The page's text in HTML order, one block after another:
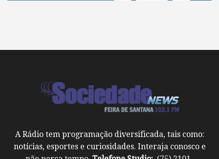
A Rádio tem programação diversificada, tais como:
notícias, esportes e curiosidades. Interaja conosco e